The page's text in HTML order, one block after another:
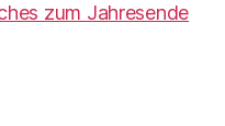
zum Jahresende